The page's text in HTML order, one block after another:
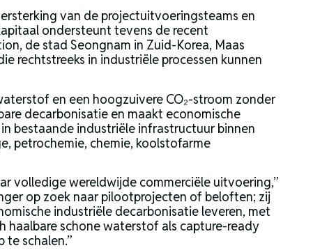
van de projectuitvoeringsteams en
ondersteunt tevens de recent
de stad Seongnam in Zuid-Korea, Maas
rechtstreeks in industriële processen kunnen
en een hoogzuivere CO₂-stroom zonder
decarbonisatie en maakt economische
bestaande industriële infrastructuur binnen
petrochemie, chemie, koolstofarme
volledige wereldwijde commerciële uitvoering,”
op zoek naar pilootprojecten of beloften; zij
industriële decarbonisatie leveren, met
haalbare schone waterstof als capture-ready
te schalen.”